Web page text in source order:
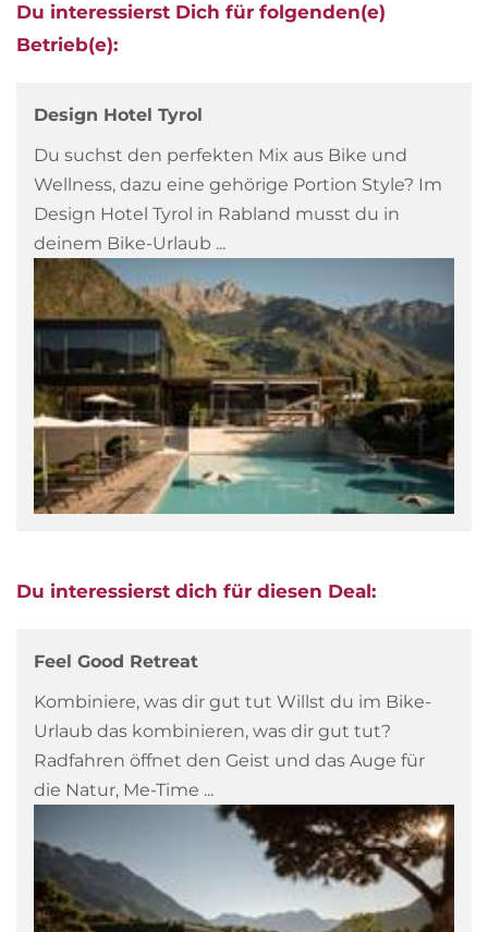
Du interessierst Dich für folgenden(e)
Betrieb(e):
Design Hotel Tyrol
Du suchst den perfekten Mix aus Bike und
Wellness, dazu eine gehörige Portion Style? Im
Design Hotel Tyrol in Rabland musst du in
deinem Bike-Urlaub ...
Du interessierst dich für diesen Deal:
Feel Good Retreat
Kombiniere, was dir gut tut Willst du im Bike-
Urlaub das kombinieren, was dir gut tut?
Radfahren öffnet den Geist und das Auge für
die Natur, Me-Time ...